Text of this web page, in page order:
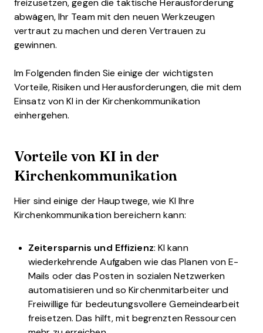
freizusetzen, gegen die taktische Herausforderung
abwägen, Ihr Team mit den neuen Werkzeugen
vertraut zu machen und deren Vertrauen zu
gewinnen.
Im Folgenden finden Sie einige der wichtigsten
Vorteile, Risiken und Herausforderungen, die mit dem
Einsatz von KI in der Kirchenkommunikation
einhergehen.
Vorteile von KI in der
Kirchenkommunikation
Hier sind einige der Hauptwege, wie KI Ihre
Kirchenkommunikation bereichern kann:
Zeitersparnis und Effizienz: KI kann
wiederkehrende Aufgaben wie das Planen von E-
Mails oder das Posten in sozialen Netzwerken
automatisieren und so Kirchenmitarbeiter und
Freiwillige für bedeutungsvollere Gemeindearbeit
freisetzen. Das hilft, mit begrenzten Ressourcen